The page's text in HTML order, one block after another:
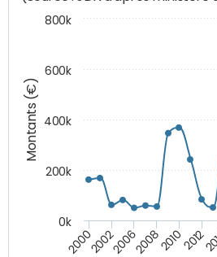
Montants (€)
200020022006200820102012
0k
200k
400k
600k
800k